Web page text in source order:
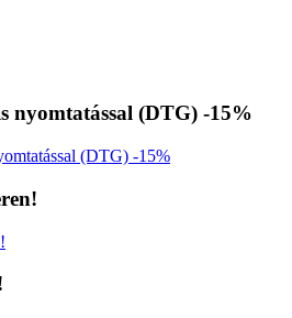
nyomtatással (DTG) -15%